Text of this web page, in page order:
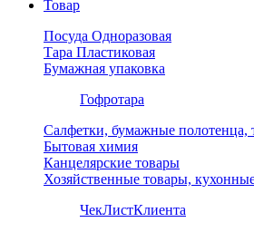
Товар
Посуда Одноразовая
Тара Пластиковая
Бумажная упаковка
Гофротара
Салфетки, бумажные полотенца,
Бытовая химия
Канцелярские товары
Хозяйственные товары,
ЧекЛистКлиента